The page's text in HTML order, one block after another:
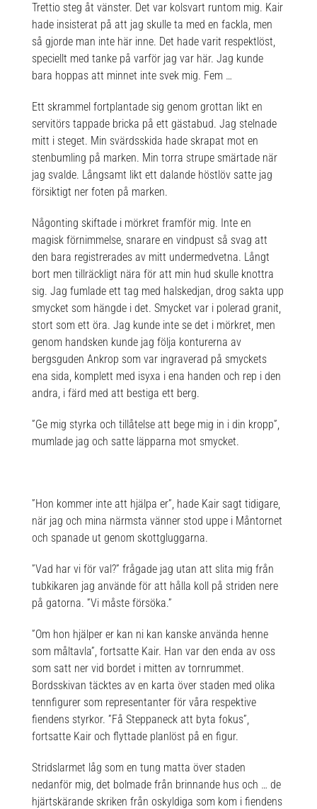
Trettio steg åt vänster. Det var kolsvart runtom mig. Kair
hade insisterat på att jag skulle ta med en fackla, men
så gjorde man inte här inne. Det hade varit respektlöst,
speciellt med tanke på varför jag var här. Jag kunde
bara hoppas att minnet inte svek mig. Fem …
Ett skrammel fortplantade sig genom grottan likt en
servitörs tappade bricka på ett gästabud. Jag stelnade
mitt i steget. Min svärdsskida hade skrapat mot en
stenbumling på marken. Min torra strupe smärtade när
jag svalde. Långsamt likt ett dalande höstlöv satte jag
försiktigt ner foten på marken.
Någonting skiftade i mörkret framför mig. Inte en
magisk förnimmelse, snarare en vindpust så svag att
den bara registrerades av mitt undermedvetna. Långt
bort men tillräckligt nära för att min hud skulle knottra
sig. Jag fumlade ett tag med halskedjan, drog sakta upp
smycket som hängde i det. Smycket var i polerad granit,
stort som ett öra. Jag kunde inte se det i mörkret, men
genom handsken kunde jag följa konturerna av
bergsguden Ankrop som var ingraverad på smyckets
ena sida, komplett med isyxa i ena handen och rep i den
andra, i färd med att bestiga ett berg.
”Ge mig styrka och tillåtelse att bege mig in i din kropp”,
mumlade jag och satte läpparna mot smycket.
”Hon kommer inte att hjälpa er”, hade Kair sagt tidigare,
när jag och mina närmsta vänner stod uppe i Måntornet
och spanade ut genom skottgluggarna.
”Vad har vi för val?” frågade jag utan att slita mig från
tubkikaren jag använde för att hålla koll på striden nere
på gatorna. ”Vi måste försöka.”
”Om hon hjälper er kan ni kan kanske använda henne
som måltavla”, fortsatte Kair. Han var den enda av oss
som satt ner vid bordet i mitten av tornrummet.
Bordsskivan täcktes av en karta över staden med olika
tennfigurer som representanter för våra respektive
fiendens styrkor. ”Få Steppaneck att byta fokus”,
fortsatte Kair och flyttade planlöst på en figur.
Stridslarmet låg som en tung matta över staden
nedanför mig, det bolmade från brinnande hus och … de
hjärtskärande skriken från oskyldiga som kom i fiendens